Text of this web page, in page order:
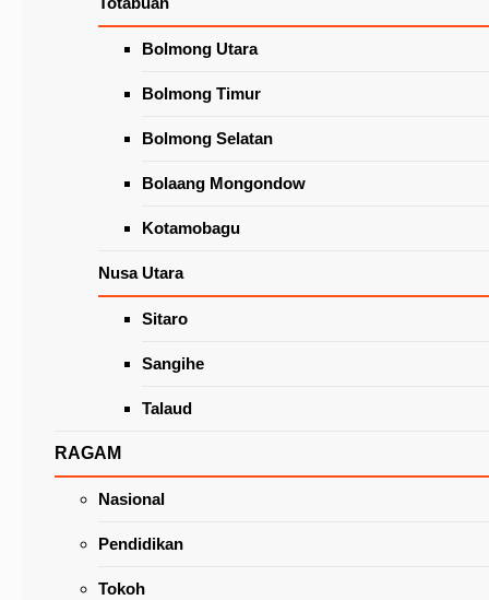
Bolmong Utara
Bolmong Timur
Bolmong Selatan
Bolaang Mongondow
Kotamobagu
Nusa Utara
Sitaro
Sangihe
Talaud
RAGAM
Nasional
Pendidikan
Tokoh
di Pasar Beriman Tomohon
Latest News
Pelatihan Public Safety Center 119 Ditutup